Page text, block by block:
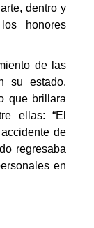
dentro y
honores
de las
su estado.
que brillara
ellas: “El
de
regresaba
en